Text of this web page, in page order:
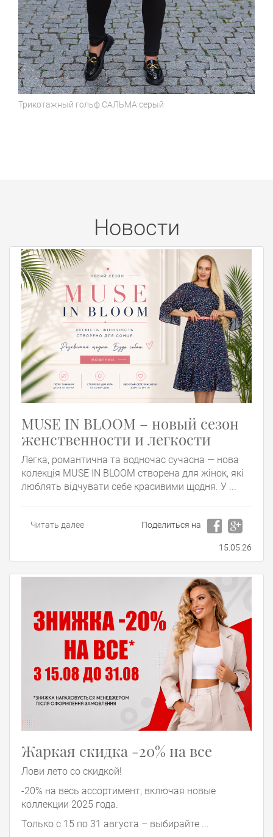
Трикотажный гольф САЛЬМА серый
Новости
MUSE IN BLOOM – новый сезон
женственности и легкости
Легка, романтична та водночас сучасна — нова
колекція MUSE IN BLOOM створена для жінок, які
люблять відчувати себе красивими щодня. У ...
Читать далее Поделиться на
15.05.26
Жаркая скидка -20% на все
Лови лето со скидкой!
-20% на весь ассортимент, включая новые
коллекции 2025 года.
Только с 15 по 31 августа – выбирайте ...